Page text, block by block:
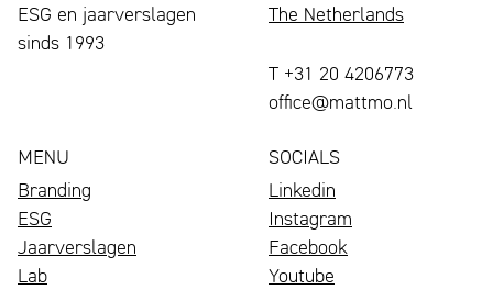
ESG en jaarverslagen
sinds 1993
The Netherlands
T +31 20 4206773
office@mattmo.nl
MENU
Branding
ESG
Jaarverslagen
Lab
SOCIALS
Linkedin
Instagram
Facebook
Youtube